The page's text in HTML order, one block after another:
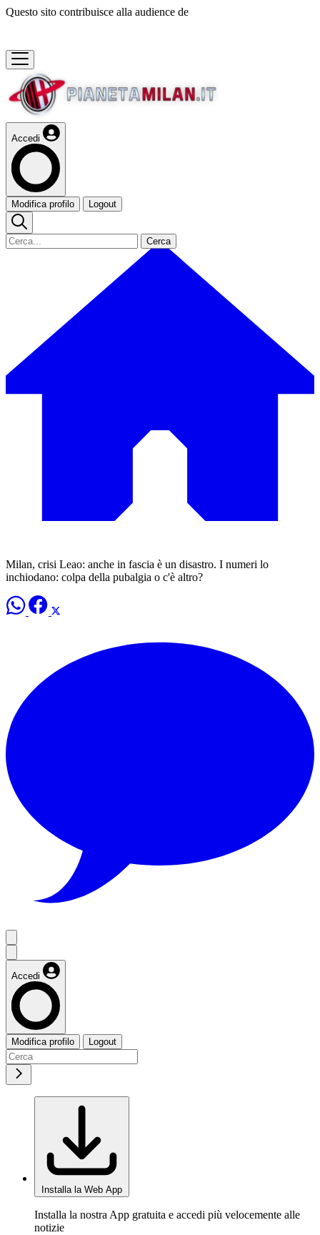
Questo sito contribuisce alla audience de
Accedi
Modifica profilo Logout
Cerca
Milan, crisi Leao: anche in fascia è un disastro. I numeri lo
inchiodano: colpa della pubalgia o c'è altro?
Accedi
Modifica profilo Logout
Installa la Web App
Installa la nostra App gratuita e accedi più velocemente alle
notizie